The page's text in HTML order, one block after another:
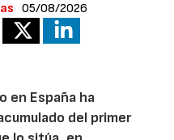
05/08/2026
en España ha
del primer